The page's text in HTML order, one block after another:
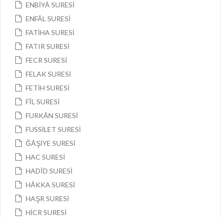
ENBİYÂ SURESİ
ENFÂL SURESİ
FATİHA SURESİ
FATIR SURESİ
FECR SURESİ
FELAK SURESİ
FETİH SURESİ
FÎL SURESİ
FURKÂN SURESİ
FUSSİLET SURESİ
ĞÂŞİYE SURESİ
HAC SURESİ
HADÎD SURESİ
HÂKKA SURESİ
HAŞR SURESİ
HİCR SURESİ